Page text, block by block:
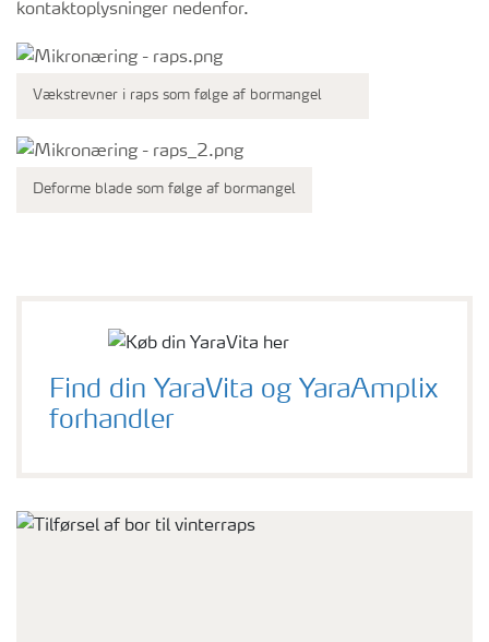
kontaktoplysninger nedenfor.
Vækstrevner i raps som følge af bormangel
Deforme blade som følge af bormangel
Find din YaraVita og YaraAmplix
forhandler